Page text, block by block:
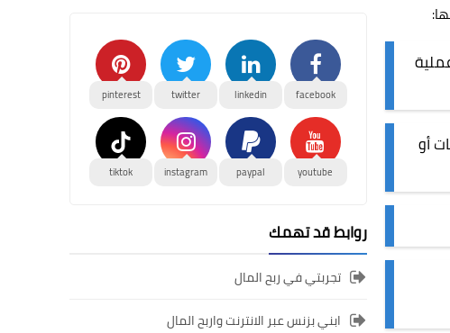
أو
facebook
linkedin
twitter
pinterest
youtube
paypal
instagram
tiktok
روابط قد تهمك
تجربتي في ربح المال
ابني بزنس عبر الانترنت واربح المال